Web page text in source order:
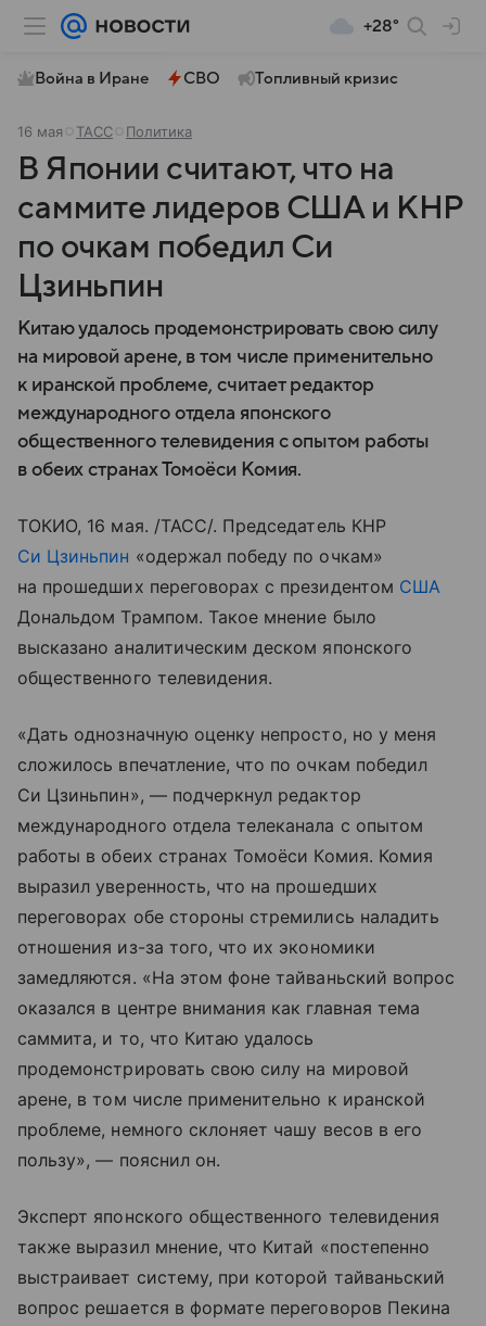
+28°
Война в Иране СВО Топливный кризис
16 мая ТАСС Политика
В Японии считают, что на
саммите лидеров США и КНР
по очкам победил Си
Цзиньпин
Китаю удалось продемонстрировать свою силу
на мировой арене, в том числе применительно
к иранской проблеме, считает редактор
международного отдела японского
общественного телевидения с опытом работы
в обеих странах Томоёси Комия.
ТОКИО, 16 мая. /ТАСС/. Председатель КНР
Си Цзиньпин «одержал победу по очкам»
на прошедших переговорах с президентом США
Дональдом Трампом. Такое мнение было
высказано аналитическим деском японского
общественного телевидения.
«Дать однозначную оценку непросто, но у меня
сложилось впечатление, что по очкам победил
Си Цзиньпин», — подчеркнул редактор
международного отдела телеканала с опытом
работы в обеих странах Томоёси Комия. Комия
выразил уверенность, что на прошедших
переговорах обе стороны стремились наладить
отношения из-за того, что их экономики
замедляются. «На этом фоне тайваньский вопрос
оказался в центре внимания как главная тема
саммита, и то, что Китаю удалось
продемонстрировать свою силу на мировой
арене, в том числе применительно к иранской
проблеме, немного склоняет чашу весов в его
пользу», — пояснил он.
Эксперт японского общественного телевидения
также выразил мнение, что Китай «постепенно
выстраивает систему, при которой тайваньский
вопрос решается в формате переговоров Пекина